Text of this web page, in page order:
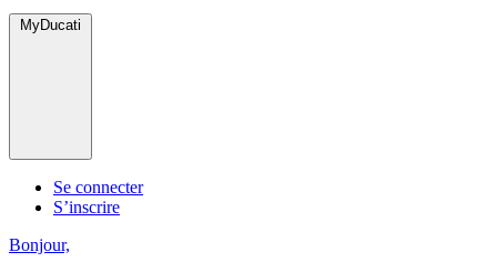
MyDucati
Se connecter
S’inscrire
Bonjour,